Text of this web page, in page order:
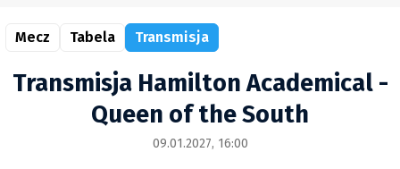
Mecz Tabela Transmisja
Transmisja Hamilton Academical -
Queen of the South
09.01.2027, 16:00